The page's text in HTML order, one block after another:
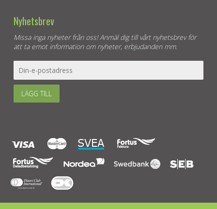
Nyhetsbrev
Missa inga nyheter från oss! Anmäl dig till vårt nyhetsbrev för
att ta emot information om nyheter, erbjudanden mm.
LÄGG TILL